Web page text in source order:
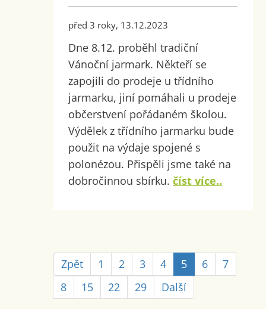
před 3 roky, 13.12.2023
Dne 8.12. proběhl tradiční
Vánoční jarmark. Někteří se
zapojili do prodeje u třídního
jarmarku, jiní pomáhali u prodeje
občerstvení pořádaném školou.
Výdělek z třídního jarmarku bude
použit na výdaje spojené s
polonézou. Přispěli jsme také na
dobročinnou sbírku.číst více..
Zpět 1 2 3 4 5 6
7
8
15 22 29 Další